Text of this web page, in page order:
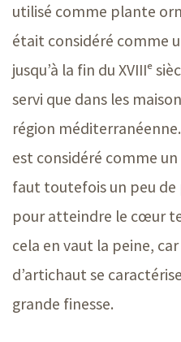
utilisé comme plante
était considéré comme
jusqu’à la fin du XVIIIᵉ
servi que dans les
région
est considéré comme
faut toutefois un peu
pour atteindre le cœur
cela en vaut la peine,
d’artichaut se
grande finesse.